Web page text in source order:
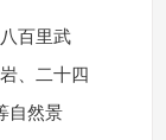
百里武
、二十四
自然景